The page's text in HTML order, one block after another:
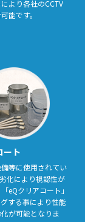
より各社のCCTV
能です。
ート
等に使用されてい
化により視認性が
eQクリアコート」
する事により性能
が可能となりま